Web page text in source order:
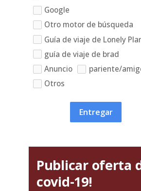
Google
Otro motor de búsqueda
Guía de viaje de Lonely
guía de viaje de brad
Anuncio
pariente/
Otros
Entregar
Publicar oferta
covid-19!